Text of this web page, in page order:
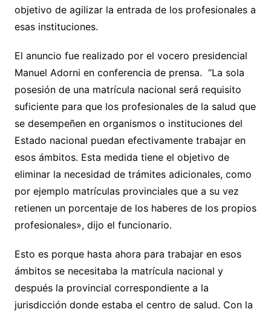
objetivo de agilizar la entrada de los profesionales a
esas instituciones.
El anuncio fue realizado por el vocero presidencial
Manuel Adorni en conferencia de prensa. “La sola
posesión de una matrícula nacional será requisito
suficiente para que los profesionales de la salud que
se desempeñen en organismos o instituciones del
Estado nacional puedan efectivamente trabajar en
esos ámbitos. Esta medida tiene el objetivo de
eliminar la necesidad de trámites adicionales, como
por ejemplo matrículas provinciales que a su vez
retienen un porcentaje de los haberes de los propios
profesionales», dijo el funcionario.
Esto es porque hasta ahora para trabajar en esos
ámbitos se necesitaba la matrícula nacional y
después la provincial correspondiente a la
jurisdicción donde estaba el centro de salud. Con la